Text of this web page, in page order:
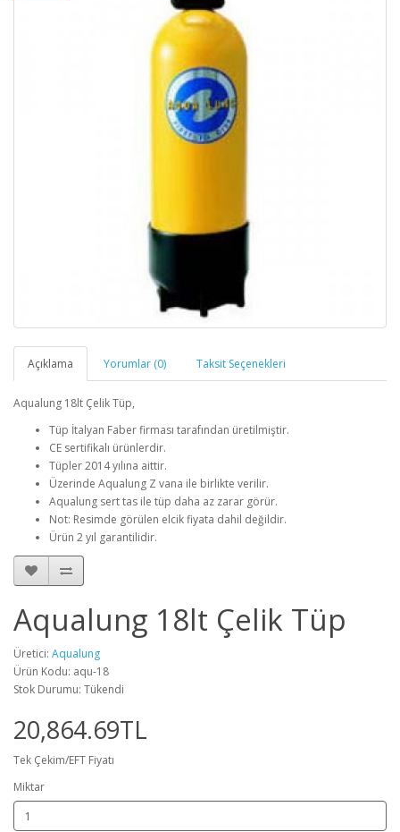
Açıklama Yorumlar (0) Taksit Seçenekleri
Aqualung 18lt Çelik Tüp,
Tüp İtalyan Faber firması tarafından üretilmiştir.
CE sertifikalı ürünlerdir.
Tüpler 2014 yılına aittir.
Üzerinde Aqualung Z vana ile birlikte verilir.
Aqualung sert tas ile tüp daha az zarar görür.
Not: Resimde görülen elcik fiyata dahil değildir.
Ürün 2 yıl garantilidir.
Aqualung 18lt Çelik Tüp
Üretici: Aqualung
Ürün Kodu: aqu-18
Stok Durumu: Tükendi
20,864.69TL
Tek Çekim/EFT Fiyatı
Miktar